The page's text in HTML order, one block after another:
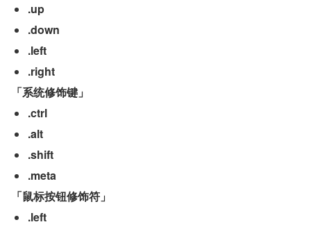
.up
.down
.left
.right
「系统修饰键」
.ctrl
.alt
.shift
.meta
「鼠标按钮修饰符」
.left